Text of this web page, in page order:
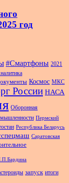
год
#Смартфоны 2021
Космос МКС
России НАСА
Оборонная
Пермский
Республика Беларусь
Саратовская
запуск итоги